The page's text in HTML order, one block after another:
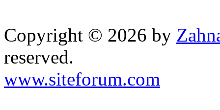
Copyright © 2026 by
reserved.
www.siteforum.com